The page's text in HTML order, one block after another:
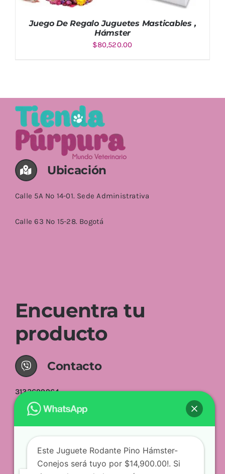
Juego De Regalo Juguetes Masticables ,
Hámster
$80,520.00
Ubicación
Calle 5A No 14-01. Sede Administrativa
Calle 63 No 15-28. Bogotá
Encuentra tu
producto
Contacto
3133699964
3108002216
Este Juguete Rodante Pino Hámster-
Conejos será tuyo por $14,900.00!. Si